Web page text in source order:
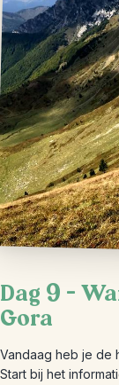
Dag 9 –
Gora
Vandaag heb je de
Start bij het